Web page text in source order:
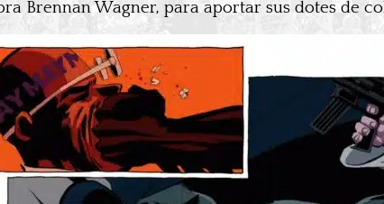
Brennan Wagner, para aportar sus dotes de